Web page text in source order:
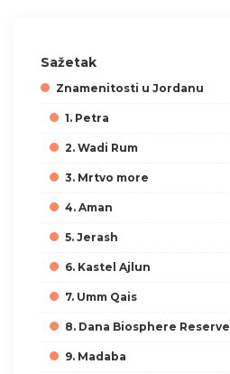
Sažetak
Znamenitosti u Jordanu
1. Petra
2. Wadi Rum
3. Mrtvo more
4. Aman
5. Jerash
6. Kastel Ajlun
7. Umm Qais
8. Dana Biosphere Reserve
9. Madaba